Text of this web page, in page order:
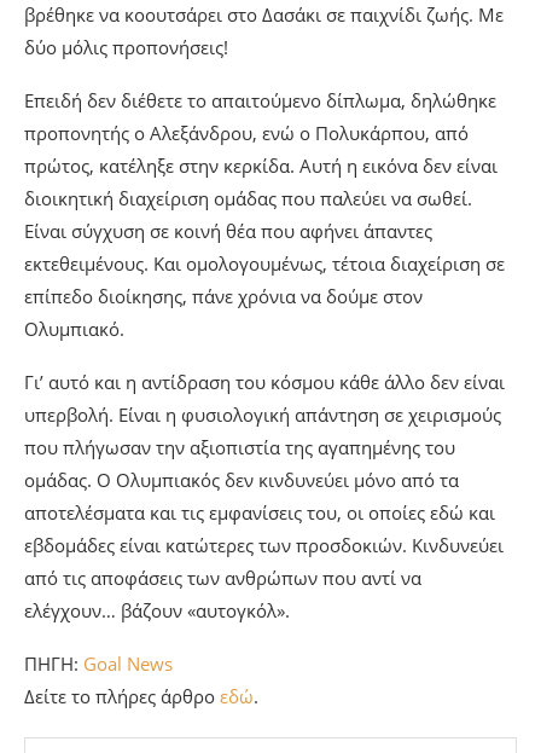
βρέθηκε να κοουτσάρει στο Δασάκι σε παιχνίδι ζωής. Με
δύο μόλις προπονήσεις!
Επειδή δεν διέθετε το απαιτούμενο δίπλωμα, δηλώθηκε
προπονητής ο Αλεξάνδρου, ενώ ο Πολυκάρπου, από
πρώτος, κατέληξε στην κερκίδα. Αυτή η εικόνα δεν είναι
διοικητική διαχείριση ομάδας που παλεύει να σωθεί.
Είναι σύγχυση σε κοινή θέα που αφήνει άπαντες
εκτεθειμένους. Και ομολογουμένως, τέτοια διαχείριση σε
επίπεδο διοίκησης, πάνε χρόνια να δούμε στον
Ολυμπιακό.
Γι’ αυτό και η αντίδραση του κόσμου κάθε άλλο δεν είναι
υπερβολή. Είναι η φυσιολογική απάντηση σε χειρισμούς
που πλήγωσαν την αξιοπιστία της αγαπημένης του
ομάδας. Ο Ολυμπιακός δεν κινδυνεύει μόνο από τα
αποτελέσματα και τις εμφανίσεις του, οι οποίες εδώ και
εβδομάδες είναι κατώτερες των προσδοκιών. Κινδυνεύει
από τις αποφάσεις των ανθρώπων που αντί να
ελέγχουν… βάζουν «αυτογκόλ».
ΠΗΓΗ: Goal News
Δείτε το πλήρες άρθρο εδώ.